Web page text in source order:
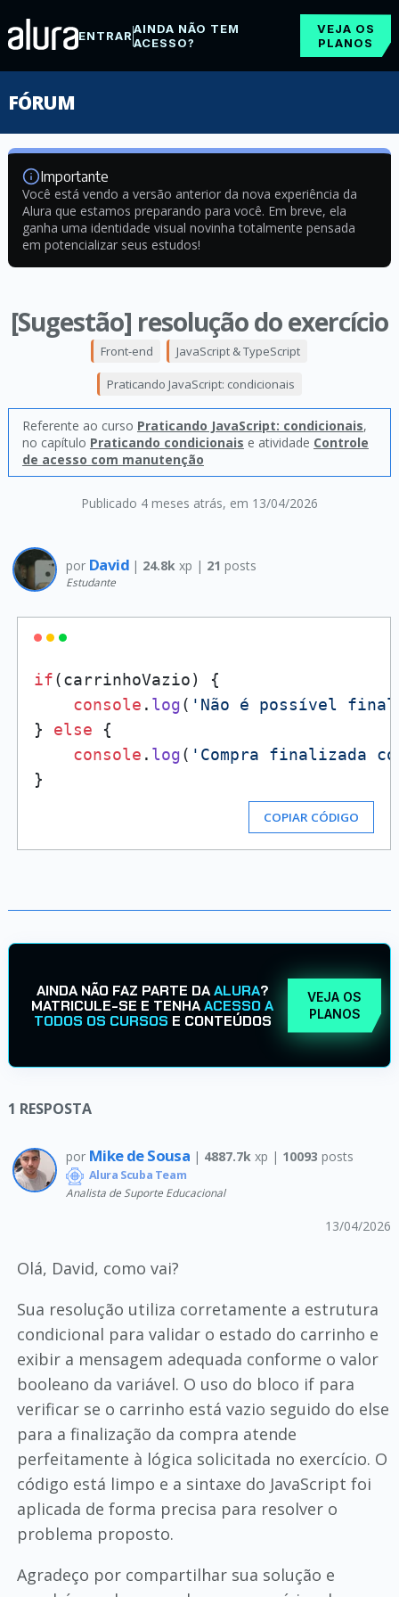
ENTRARAINDA NÃO TEM
ACESSO?
VEJA OS
PLANOS
FÓRUM
Importante
Você está vendo a versão anterior da nova experiência da
Alura que estamos preparando para você. Em breve, ela
ganha uma identidade visual novinha totalmente pensada
em potencializar seus estudos!
[Sugestão] resolução do exercício
Publicado 4 meses atrás, em 13/04/2026
Front-end JavaScript & TypeScript
Praticando JavaScript: condicionais
Referente ao curso Praticando JavaScript: condicionais,
no capítulo Praticando condicionais e atividade Controle
de acesso com manutenção
por David | 24.8k xp | 21 posts
Estudante
if(carrinhoVazio) {
console . log( 'Não é possível
} else {
console . log( 'Compra finalizada
COPIAR CÓDIGO
AINDA NÃO FAZ PARTE DAALURA?
MATRICULE-SE E TENHAACESSO A
TODOS OS CURSOS E CONTEÚDOS
VEJA OS
PLANOS
1 RESPOSTA
por Mike de Sousa | 4887.7kxp | 10093 posts
Alura Scuba Team
Analista de Suporte Educacional
13/04/2026
Olá, David, como vai?
Sua resolução utiliza corretamente a estrutura
condicional para validar o estado do carrinho e
exibir a mensagem adequada conforme o valor
booleano da variável. O uso do bloco if para
verificar se o carrinho está vazio seguido do else
para a finalização da compra atende
perfeitamente à lógica solicitada no exercício. O
código está limpo e a sintaxe do JavaScript foi
aplicada de forma precisa para resolver o
problema proposto.
Agradeço por compartilhar sua solução e